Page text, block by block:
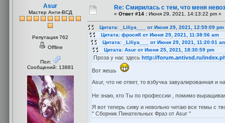
Asur
Мастер Анти-ВСД
Репутация 762
Offline
Пол:
Сообщений: 13881
Re: Смирилась с тем, что меня
« Ответ #14 : Июня 29, 2021, 14:13:22 pm »
Цитата: _Liliya___ от Июня 29, 2021, 12:59:09 pm
Цитата: фросяК от Июня 29, 2021, 11:38:56 am
Цитата: _Liliya___ от Июня 29, 2021, 11:20:01
Цитата: Asur от Июня 25, 2021, 18:30:59 pm
Проза у нас здесь http://forum.antivsd.ru/
Вот жешь
Asur, что не ответ, то взбучка завуалированная и
Не знаю, кто Ты по профессии , помимо
Я вот теперь сижу и невольно читаю все темы с
" Сборник Пинательных Фраз от Asur "